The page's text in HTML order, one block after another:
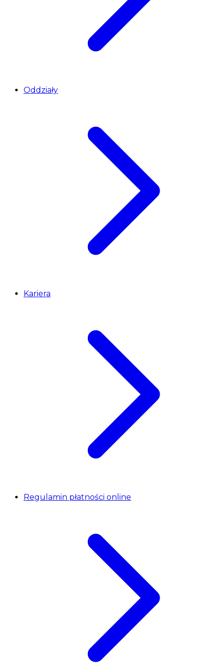
Oddziały
Kariera
Regulamin płatności online